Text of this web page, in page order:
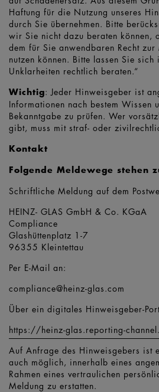
Haftung für die Nutzung unseres
durch Sie übernehmen. Bitte
wir Sie nicht dazu beraten können,
dem für Sie anwendbaren Recht zur
nutzen können. Bitte lassen Sie sich
Unklarheiten rechtlich beraten.“
Wichtig: Jeder Hinweisgeber ist
Informationen nach bestem Wissen
Bekanntgabe zu prüfen. Wer
gibt, muss mit straf- oder
Kontakt
Folgende Meldewege stehen
Schriftliche Meldung auf dem
HEINZ- GLAS GmbH & Co. KGaA
Compliance
Glashüttenplatz 1-7
96355 Kleintettau
Per E-Mail an:
compliance@heinz-glas.com
Über ein digitales Hinweisgeber-
https://heinz-glas.reporting-
Auf Anfrage des Hinweisgebers ist
auch möglich, innerhalb eines
Rahmen eines vertraulichen
Meldung zu erstatten.